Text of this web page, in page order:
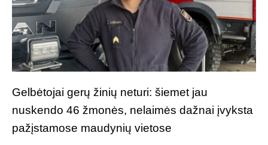
Gelbėtojai gerų žinių neturi: šiemet jau
nuskendo 46 žmonės, nelaimės dažnai įvyksta
pažįstamose maudynių vietose